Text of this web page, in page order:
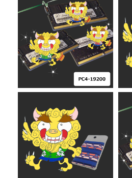
¥8,960 ¥29,800 ¥ 8,300
¥26,700
¥4,980 ¥3,980